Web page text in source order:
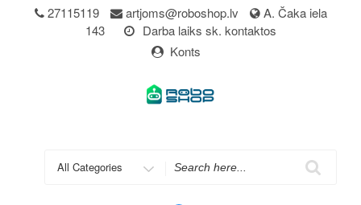
27115119 artjoms@roboshop.lv
A. Čaka iela
143
Darba laiks sk. kontaktos
Konts